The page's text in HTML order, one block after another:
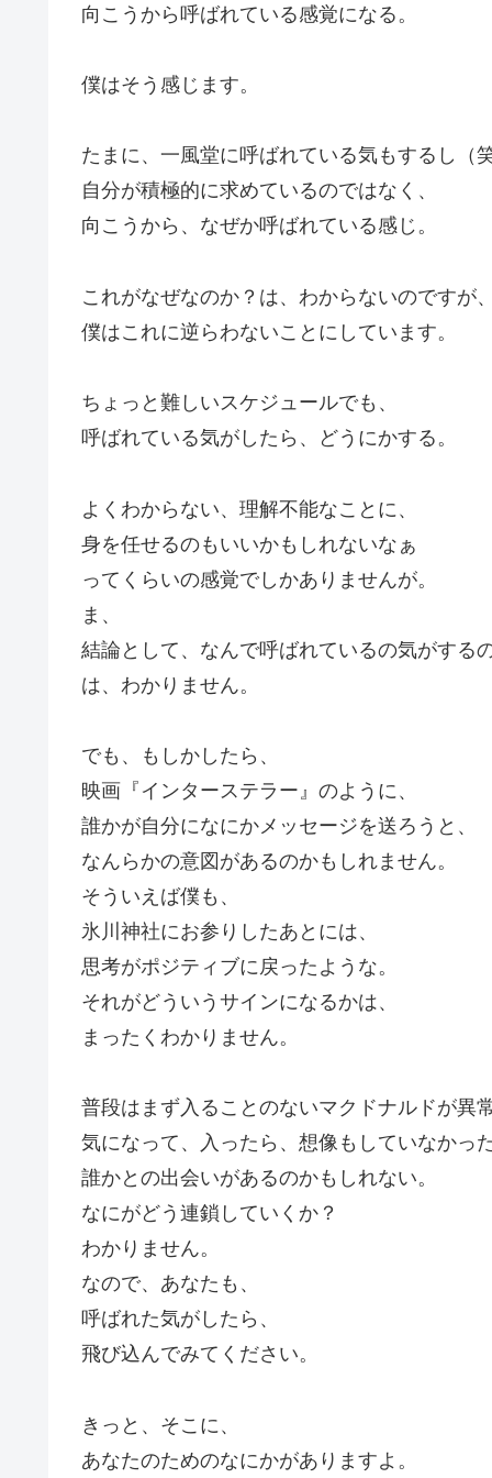
向こうから呼ばれている感覚になる。
僕はそう感じます。
たまに、一風堂に呼ばれている気もするし（
自分が積極的に求めているのではなく、
向こうから、なぜか呼ばれている感じ。
これがなぜなのか？は、わからないのですが
僕はこれに逆らわないことにしています。
ちょっと難しいスケジュールでも、
呼ばれている気がしたら、どうにかする。
よくわからない、理解不能なことに、
身を任せるのもいいかもしれないなぁ
ってくらいの感覚でしかありませんが。
ま、
結論として、なんで呼ばれているの気がする
は、わかりません。
でも、もしかしたら、
映画『インターステラー』のように、
誰かが自分になにかメッセージを送ろうと、
なんらかの意図があるのかもしれません。
そういえば僕も、
氷川神社にお参りしたあとには、
思考がポジティブに戻ったような。
それがどういうサインになるかは、
まったくわかりません。
普段はまず入ることのないマクドナルドが異
気になって、入ったら、想像もしていなかっ
誰かとの出会いがあるのかもしれない。
なにがどう連鎖していくか？
わかりません。
なので、あなたも、
呼ばれた気がしたら、
飛び込んでみてください。
きっと、そこに、
あなたのためのなにかがありますよ。